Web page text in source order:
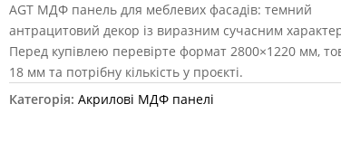
AGT МДФ панель для меблевих фасадів: темний
антрацитовий декор із виразним сучасним
Перед купівлею перевірте формат 2800×1220 мм,
18 мм та потрібну кількість у проєкті.
Категорія:Акрилові МДФ панелі